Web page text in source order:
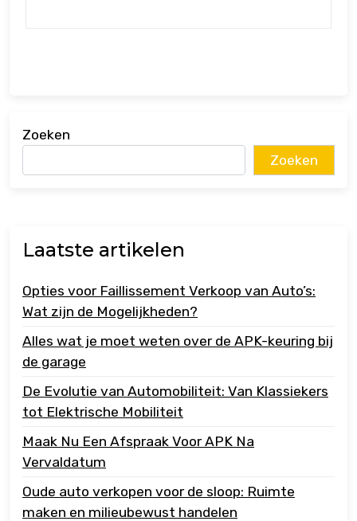
Zoeken
Zoeken
Laatste artikelen
Opties voor Faillissement Verkoop van Auto’s:
Wat zijn de Mogelijkheden?
Alles wat je moet weten over de APK-keuring bij
de garage
De Evolutie van Automobiliteit: Van Klassiekers
tot Elektrische Mobiliteit
Maak Nu Een Afspraak Voor APK Na
Vervaldatum
Oude auto verkopen voor de sloop: Ruimte
maken en milieubewust handelen